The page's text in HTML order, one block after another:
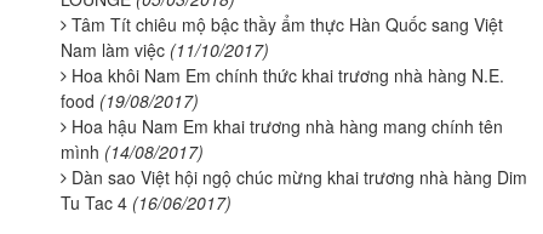
Tâm Tít chiêu mộ bậc thầy ẩm thực Hàn Quốc sang Việt
Nam làm việc (11/10/2017)
Hoa khôi Nam Em chính thức khai trương nhà hàng N.E.
food (19/08/2017)
Hoa hậu Nam Em khai trương nhà hàng mang chính tên
mình (14/08/2017)
Dàn sao Việt hội ngộ chúc mừng khai trương nhà hàng Dim
Tu Tac 4 (16/06/2017)